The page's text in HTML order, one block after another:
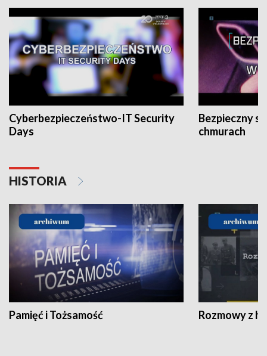
Cyberbezpieczeństwo-IT Security
Days
Bezpieczny
chmurach
HISTORIA
Pamięć i Tożsamość Rozmowy z